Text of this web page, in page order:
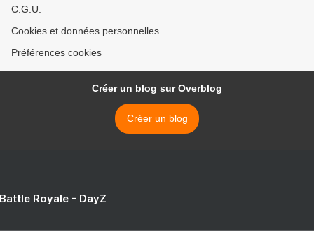
C.G.U.
Cookies et données personnelles
Préférences cookies
Créer un blog sur Overblog
Créer un blog
Royale - DayZ